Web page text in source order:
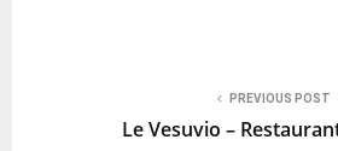
PREVIOUS POST
Le Vesuvio –